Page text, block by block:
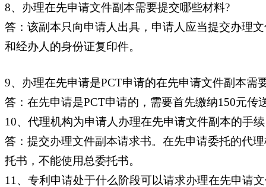
8、办理在先申请文件副本需要提交哪些材料?
答：该副本只向申请人出具，申请人应当提交办理
和经办人的身份证复印件。
9、办理在先申请是PCT申请的在先申请文件副本需
答：在先申请是PCT申请的，需要首先缴纳150元
10、代理机构为申请人办理在先申请文件副本的手续
答：提交办理文件副本请求书。在先申请委托的代
托书，不能使用总委托书。
11、专利申请处于什么阶段可以请求办理在先申请